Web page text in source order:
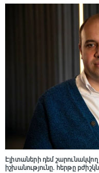
Էլիտաների դեմ շարունակվող
իշխանությունը. հերթը